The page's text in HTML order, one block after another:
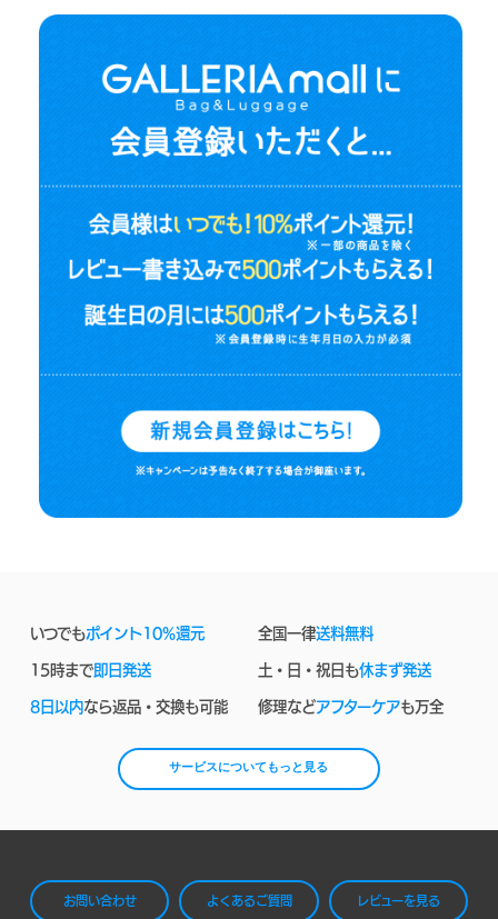
いつでもポイント10%還元 全国一律送料無料
15時まで即日発送 土・日・祝日も休まず発送
8日以内なら返品・交換も可能 修理などアフターケアも万全
サービスについてもっと見る
お問い合わせ よくあるご質問 レビューを見る